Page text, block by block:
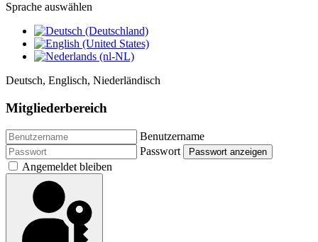
Sprache auswählen
Deutsch, Englisch, Niederländisch
Mitgliederbereich
Benutzername
Passwort
Passwort anzeigen
Angemeldet bleiben